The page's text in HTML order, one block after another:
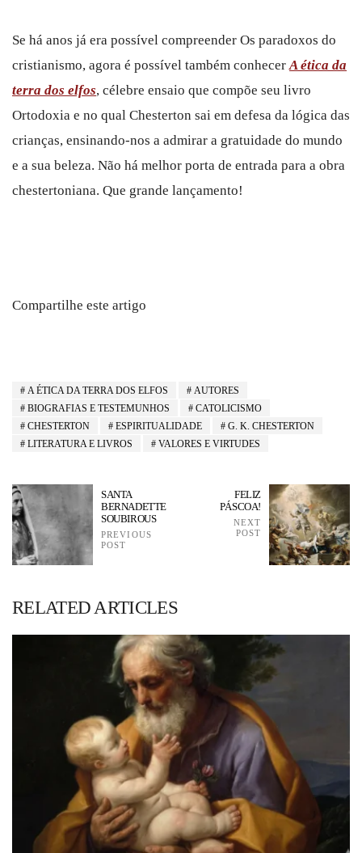
Se há anos já era possível compreender Os paradoxos do
cristianismo, agora é possível também conhecerA ética da
terra dos elfos, célebre ensaio que compõe seu livro
Ortodoxia e no qual Chesterton sai em defesa da lógica das
crianças, ensinando-nos a admirar a gratuidade do mundo
e a sua beleza. Não há melhor porta de entrada para a obra
chestertoniana. Que grande lançamento!
Compartilhe este artigo
A ÉTICA DA TERRA DOS ELFOS
AUTORES
BIOGRAFIAS E TESTEMUNHOS
CATOLICISMO
CHESTERTON
ESPIRITUALIDADE
G. K. CHESTERTON
LITERATURA E LIVROS
VALORES E VIRTUDES
SANTA
BERNADETTE
SOUBIROUS
PREVIOUS
POST
FELIZ
PÁSCOA!
NEXT
POST
RELATED ARTICLES